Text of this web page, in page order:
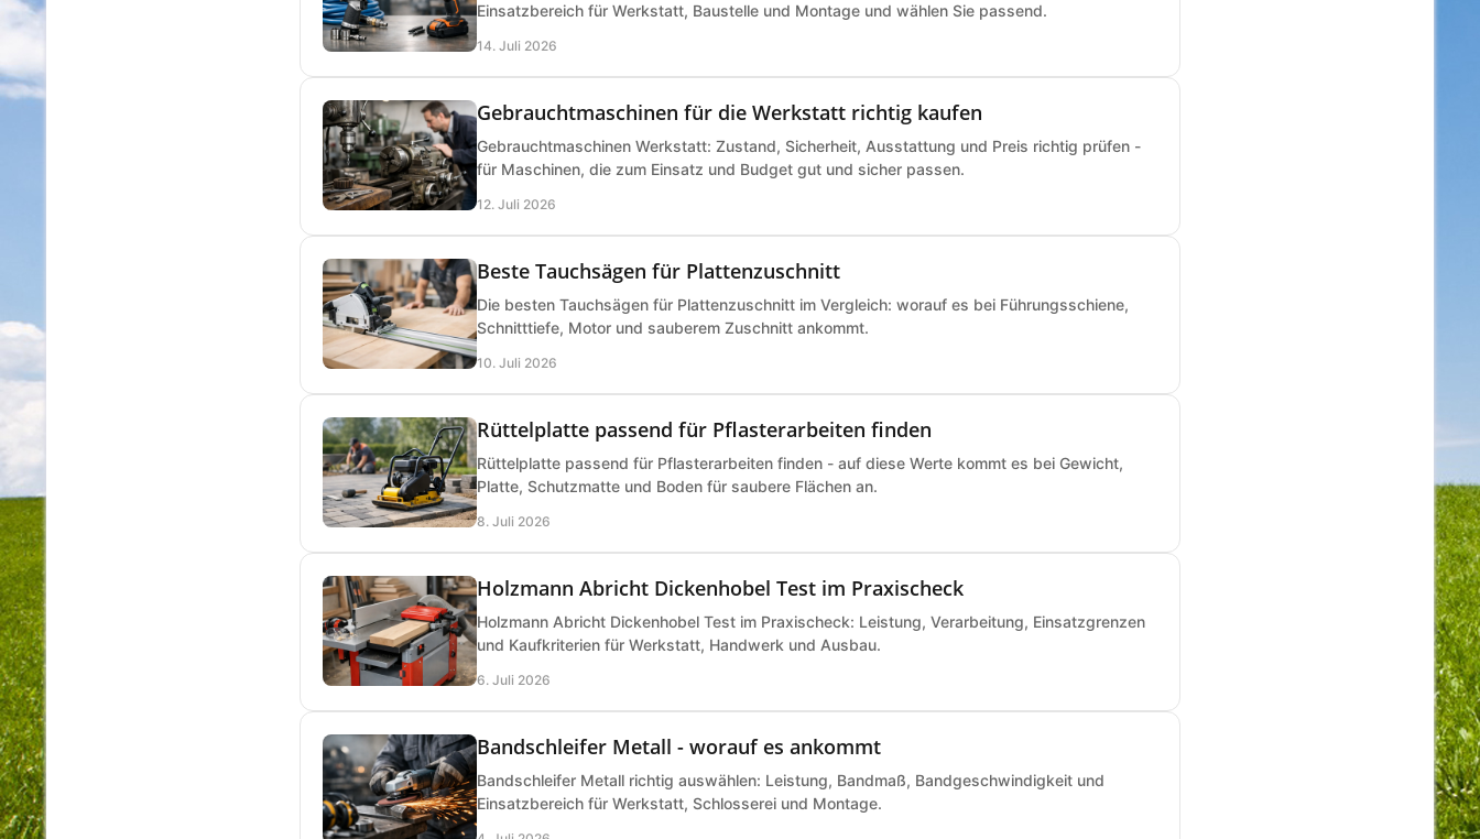
Einsatzbereich für Werkstatt, Baustelle und Montage und wählen Sie passend.
14. Juli 2026
Gebrauchtmaschinen für die Werkstatt richtig kaufen
Gebrauchtmaschinen Werkstatt: Zustand, Sicherheit, Ausstattung und Preis richtig prüfen -
für Maschinen, die zum Einsatz und Budget gut und sicher passen.
12. Juli 2026
Beste Tauchsägen für Plattenzuschnitt
Die besten Tauchsägen für Plattenzuschnitt im Vergleich: worauf es bei Führungsschiene,
Schnitttiefe, Motor und sauberem Zuschnitt ankommt.
10. Juli 2026
Rüttelplatte passend für Pflasterarbeiten finden
Rüttelplatte passend für Pflasterarbeiten finden - auf diese Werte kommt es bei Gewicht,
Platte, Schutzmatte und Boden für saubere Flächen an.
8. Juli 2026
Holzmann Abricht Dickenhobel Test im Praxischeck
Holzmann Abricht Dickenhobel Test im Praxischeck: Leistung, Verarbeitung, Einsatzgrenzen
und Kaufkriterien für Werkstatt, Handwerk und Ausbau.
6. Juli 2026
Bandschleifer Metall - worauf es ankommt
Bandschleifer Metall richtig auswählen: Leistung, Bandmaß, Bandgeschwindigkeit und
Einsatzbereich für Werkstatt, Schlosserei und Montage.